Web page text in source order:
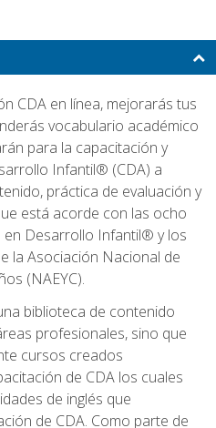
CDA en línea, mejorarás tus
vocabulario académico
para la capacitación y
Infantil® (CDA) a
práctica de evaluación y
está acorde con las ocho
Desarrollo Infantil® y los
la Asociación Nacional de
(NAEYC).
biblioteca de contenido
profesionales, sino que
cursos creados
de CDA los cuales
de inglés que
de CDA. Como parte de